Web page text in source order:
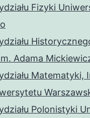
Fizyki
Adama
Matematyki,
Polonistyki